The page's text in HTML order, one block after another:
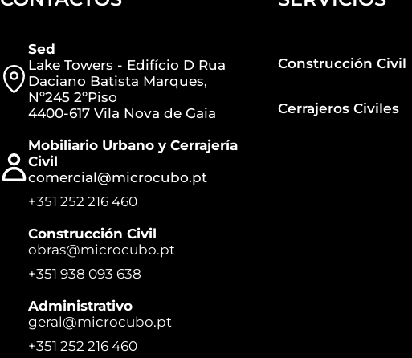
Sed
Lake Towers - Edifício D Rua
Daciano Batista Marques,
Nº245 2ºPiso
4400-617 Vila Nova de Gaia
Mobiliario Urbano y Cerrajería
Civil
comercial@microcubo.pt
+351 252 216 460
Construcción Civil
obras@microcubo.pt
+351 938 093 638
Administrativo
geral@microcubo.pt
+351 252 216 460
Construcción Civil
Cerrajeros Civiles